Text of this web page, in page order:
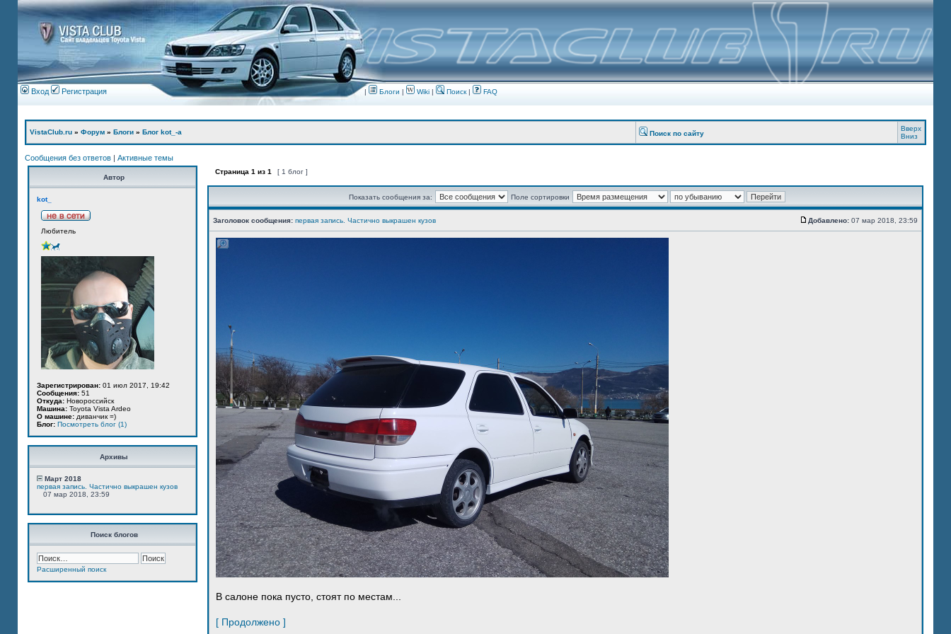
Вход Регистрация | Блоги | Wiki | Поиск| FAQ
VistaClub.ru » Форум » Блоги » Блог kot_-а Поиск по сайту
Вверх
Вниз
Сообщения без ответов | Активные темы
Автор
kot_
Любитель
Зарегистрирован: 01 июл 2017, 19:42
Сообщения: 51
Откуда: Новороссийск
Машина: Toyota Vista Ardeo
О машине: диванчик =)
Блог: Посмотреть блог (1)
Архивы
Март 2018
первая запись. Частично выкрашен кузов
07 мар 2018, 23:59
Поиск блогов
Расширенный поиск
Страница 1 из 1 [ 1 блог ]
Показать сообщения за: Поле сортировки
Заголовок сообщения: первая запись. Частично выкрашен кузов Добавлено: 07 мар 2018, 23:59
В салоне пока пусто, стоят по местам...
[ Продолжено ]